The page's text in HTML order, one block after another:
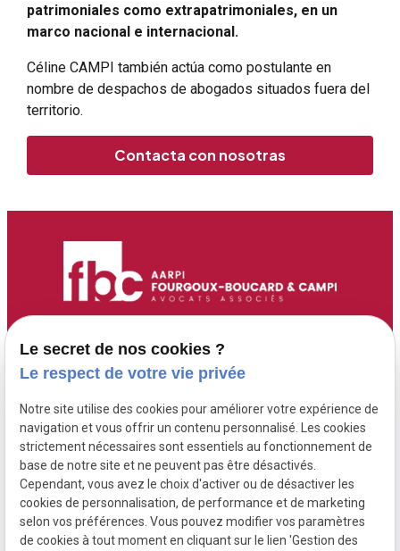
patrimoniales como extrapatrimoniales, en un
marco nacional e internacional.
Céline CAMPI también actúa como postulante en
nombre de despachos de abogados situados fuera del
territorio.
Contacta con nosotras
Adresse :
6 Route de Didier
FRANCE ( 6 rue de
Didier )
Contact :
05 96 70 00 13
boucard-campi-
avocats.com
Maître Campi
Honoraires
Postulation
Le secret de nos cookies ?
Le respect de votre vie privée
Notre site utilise des cookies pour améliorer votre expérience de
navigation et vous offrir un contenu personnalisé. Les cookies
strictement nécessaires sont essentiels au fonctionnement de
base de notre site et ne peuvent pas être désactivés.
Cependant, vous avez le choix d'activer ou de désactiver les
cookies de personnalisation, de performance et de marketing
selon vos préférences. Vous pouvez modifier vos paramètres
de cookies à tout moment en cliquant sur le lien 'Gestion des